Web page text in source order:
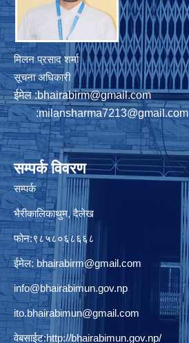
मिलन प्रसाद शर्मा
सूचना अधिकारी
ईमेल :bhairabirm@gmail.com
:milansharma7213@gmail.com
सम्पर्क विवरण
सम्पर्क
भैरीकालिकाथुम, दैलेख
फोन:९८५८०६८६६८
ईमेल: bhairabirm@gmail.com
info@bhairabimun.gov.np
ito.bhairabimun@gmail.com
वेबसाईट:http://bhairabimun.gov.np/